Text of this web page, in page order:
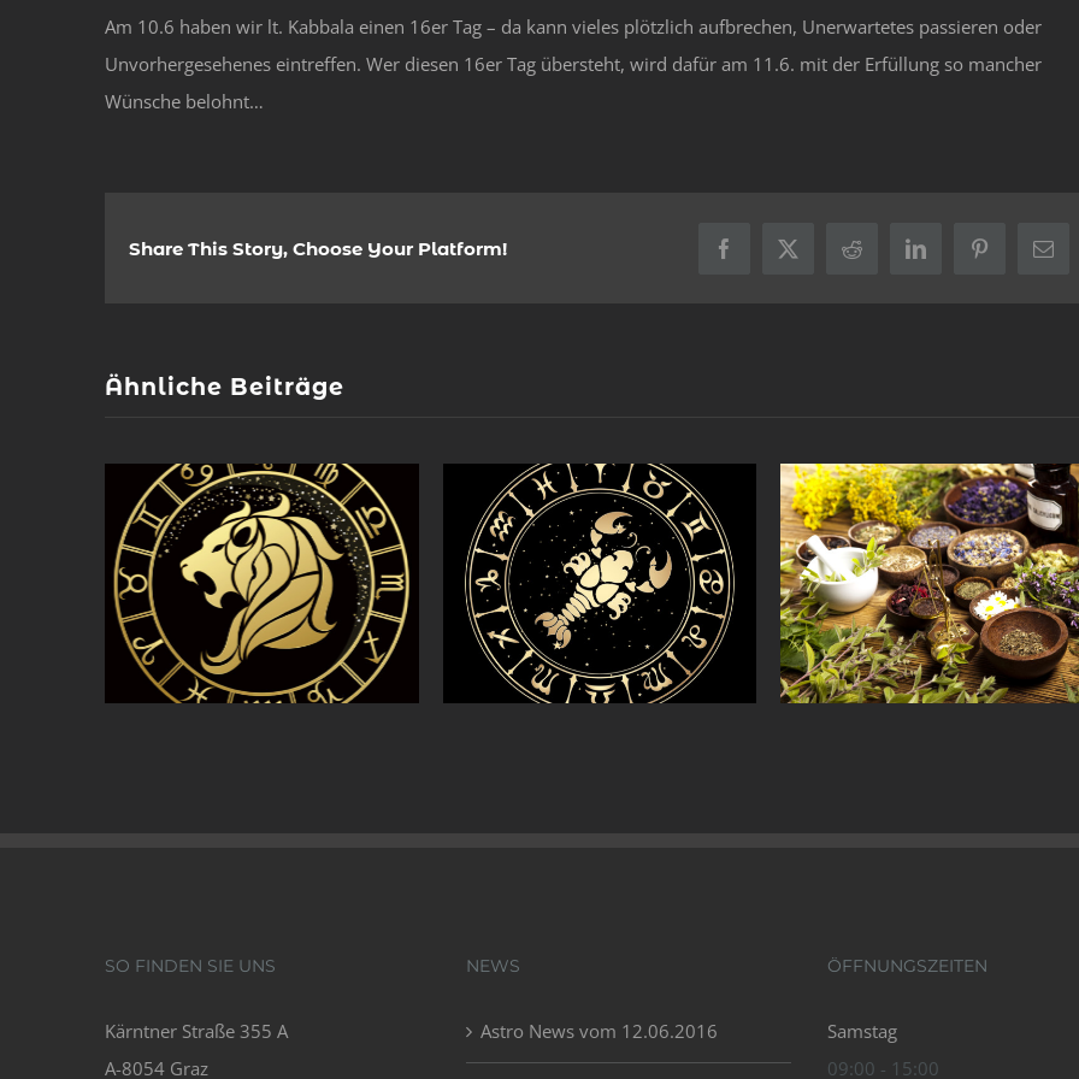
Am 10.6 haben wir lt. Kabbala einen 16er Tag – da kann vieles plötzlich aufbrechen, Unerwartetes passieren oder
Unvorhergesehenes eintreffen. Wer diesen 16er Tag übersteht, wird dafür am 11.6. mit der Erfüllung so mancher
Wünsche belohnt…
Share This Story, Choose Your Platform! Facebook
X Reddit LinkedInPinterest
E-
Ähnliche Beiträge
SO FINDEN SIE UNS
Kärntner Straße 355 A
A-8054 Graz
NEWS
Astro News vom 12.06.2016
ÖFFNUNGSZEITEN
Samstag
09:00 - 15:00